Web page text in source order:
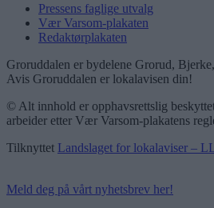
Pressens faglige utvalg
Vær Varsom-plakaten
Redaktørplakaten
Groruddalen er bydelene Grorud,
Avis Groruddalen er lokalavisen din!
© Alt innhold er opphavsrettslig
arbeider etter Vær Varsom-plakatens
Tilknyttet Landslaget for lokalaviser –
Meld deg på vårt nyhetsbrev her!